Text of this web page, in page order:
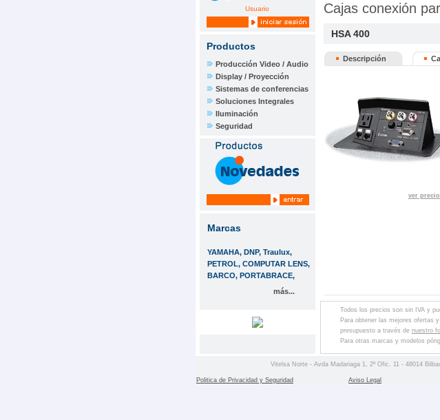
Usuario
Productos
Producción Video / Audio
Display / Proyección
Sistemas de conferencias
Soluciones Integrales
Iluminación
Seguridad
Marcas
YAMAHA, DNP, Traulux,
PETROL, COMPUTAR LENS,
BARCO, PORTABRACE,
más...
Cajas conexión
HSA 400
Descripción
ver
Todos los precios son sin IVA y
Para obtener las mejores ofertas
presupuesto a través de nuestro
Para otras marcas y modelos
Vitelsa Norte - Avda Madariaga 1, 2º Ofic. 11 - 48014
Politica de Privacidad y Seguridad Aviso Legal